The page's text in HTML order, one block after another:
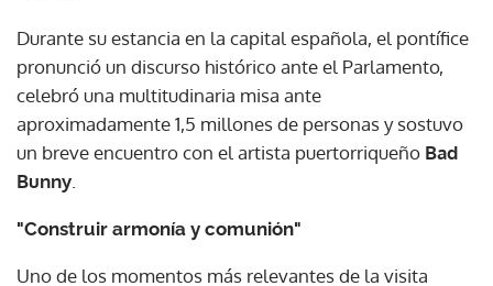
Durante su estancia en la capital española, el pontífice
pronunció un discurso histórico ante el Parlamento,
celebró una multitudinaria misa ante
aproximadamente 1,5 millones de personas y sostuvo
un breve encuentro con el artista puertorriqueño Bad
Bunny
"Construir armonía y comunión"
Uno de los momentos más relevantes de la visita